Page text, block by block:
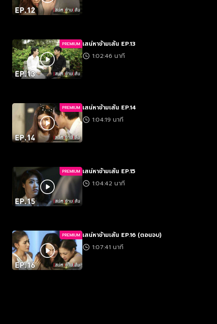
PREMIUM เสน่หาข้ามเส้น EP.13
1:02:46 นาที
PREMIUM เสน่หาข้ามเส้น EP.14
1:04:19 นาที
PREMIUM เสน่หาข้ามเส้น EP.15
1:04:42 นาที
PREMIUM เสน่หาข้ามเส้น EP.16 (ตอนจบ)
1:07:41 นาที